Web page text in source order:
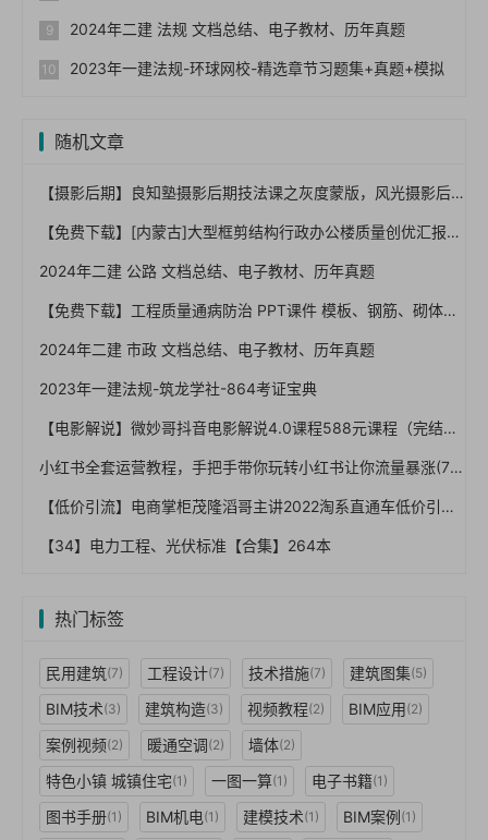
2024年二建 法规 文档总结、电子教材、历年真题
2023年一建法规-环球网校-精选章节习题集+真题+模拟
随机文章
【摄影后期】良知塾摄影后期技法课之灰度蒙版，风光摄影后期领域高阶调整技术（完结）
【免费下载】[内蒙古]大型框剪结构行政办公楼质量创优汇报（草原杯），72页PPT，图文，可编辑【01-0046】
2024年二建 公路 文档总结、电子教材、历年真题
【免费下载】工程质量通病防治 PPT课件 模板、钢筋、砌体、外墙、楼地面等【01-0005】
2024年二建 市政 文档总结、电子教材、历年真题
2023年一建法规-筑龙学社-864考证宝典
【电影解说】微妙哥抖音电影解说4.0课程588元课程（完结）
小红书全套运营教程，手把手带你玩转小红书让你流量暴涨(70节课)
【低价引流】电商掌柜茂隆滔哥主讲2022淘系直通车低价引流，官方价999【完结】
【34】电力工程、光伏标准【合集】264本
热门标签
民用建筑(7) 工程设计(7) 技术措施(7) 建筑图集(5)
BIM技术(3) 建筑构造(3) 视频教程(2) BIM应用(2)
案例视频(2) 暖通空调(2) 墙体(2)
特色小镇 城镇住宅(1) 一图一算(1) 电子书籍(1)
图书手册(1) BIM机电(1) 建模技术(1) BIM案例(1)